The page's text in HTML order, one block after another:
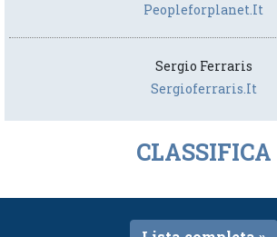
Peopleforplanet.it
Sergio Ferraris
Sergioferraris.it
CLASSIFICA